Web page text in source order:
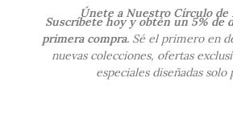
Additional information
COLOR DEL ORO
Únete a Nuestro Círculo de
Suscríbete hoy y obtén un 5% de
primera compra. Sé el primero en
nuevas colecciones, ofertas
especiales diseñadas solo